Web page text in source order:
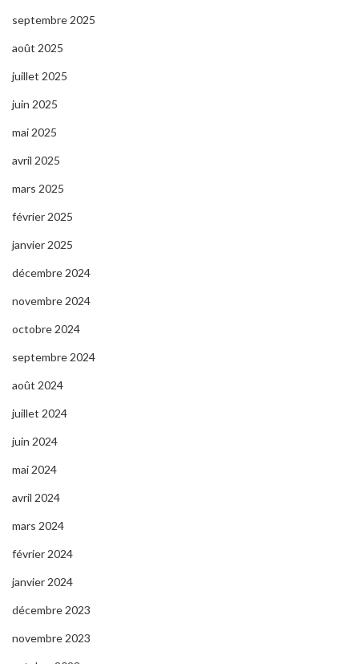
septembre 2025
août 2025
juillet 2025
juin 2025
mai 2025
avril 2025
mars 2025
février 2025
janvier 2025
décembre 2024
novembre 2024
octobre 2024
septembre 2024
août 2024
juillet 2024
juin 2024
mai 2024
avril 2024
mars 2024
février 2024
janvier 2024
décembre 2023
novembre 2023